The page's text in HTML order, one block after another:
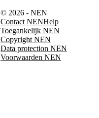
© 2026 - NEN
Contact NENHelp
Toegankelijk NEN
Copyright NEN
Data protection NEN
Voorwaarden NEN